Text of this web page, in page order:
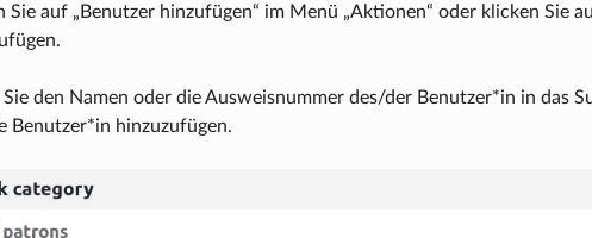
Sie auf „Benutzer hinzufügen“ im Menü „Aktionen“ oder klicken Sie
Sie den Namen oder die Ausweisnummer des/der Benutzer*in in das
Benutzer*in hinzuzufügen.